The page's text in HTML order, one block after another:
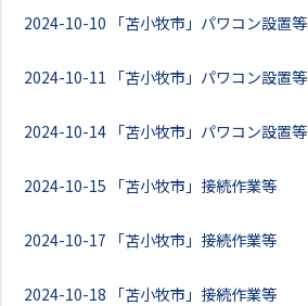
2024-10-10 「苫小牧市」パワコン設置等
2024-10-11 「苫小牧市」パワコン設置等
2024-10-14 「苫小牧市」パワコン設置等
2024-10-15 「苫小牧市」接続作業等
2024-10-17 「苫小牧市」接続作業等
2024-10-18 「苫小牧市」接続作業等